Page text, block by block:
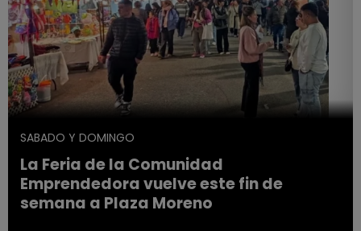
SABADO Y DOMINGO
La Feria de la Comunidad
Emprendedora vuelve este fin de
semana a Plaza Moreno